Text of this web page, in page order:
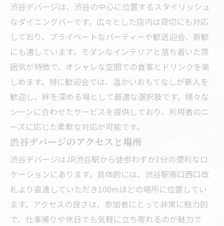
渋谷デバージは、渋谷の中心に位置するスタイリッシュ
なダイニングバーです。広々とした店内は貸切にも対応
しており、プライベートなパーティーや歓送迎会、新歓
にも適しています。モダンなインテリアと落ち着いた雰
囲気が特徴で、オシャレな空間での食事とドリンクを楽
しめます。特に歓迎会では、温かいおもてなしが新人を
歓迎し、絆を深める場として最適な選択肢です。様々な
シーンに合わせたサービスを提供しており、利用者のニ
ーズに応じた柔軟な対応が可能です。
渋谷デバージのアクセスと場所
渋谷デバージはJR渋谷駅から徒歩わずか1分の便利なロ
ケーションにあります。具体的には、渋谷駅南口西口改
札より直進していただき100mほどの場所に位置してい
ます。アクセスの良さは、参加者にとって非常に魅力的
で、仕事帰りや休日でも気軽に立ち寄れるのが魅力で